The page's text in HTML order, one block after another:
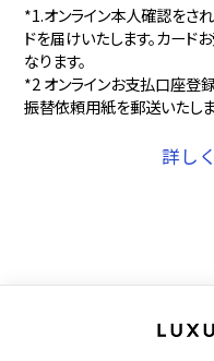
*1.オンライン本人確認をさ
ドを届けいたします。カー
なります。
*2 オンラインお支払口座登
振替依頼用紙を郵送いたしま
詳し